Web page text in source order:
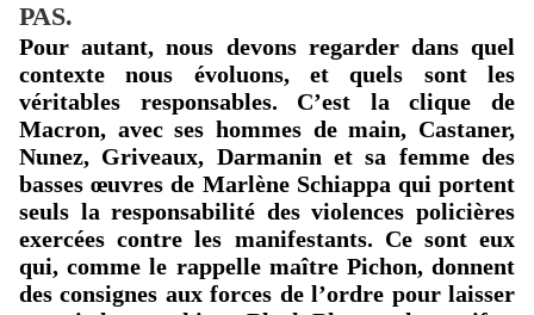
PAS.
Pour autant, nous devons regarder dans quel
contexte nous évoluons, et quels sont les
véritables responsables. C’est la clique de
Macron, avec ses hommes de main, Castaner,
Nunez, Griveaux, Darmanin et sa femme des
basses œuvres de Marlène Schiappa qui portent
seuls la responsabilité des violences policières
exercées contre les manifestants. Ce sont eux
qui, comme le rappelle maître Pichon, donnent
des consignes aux forces de l’ordre pour laisser